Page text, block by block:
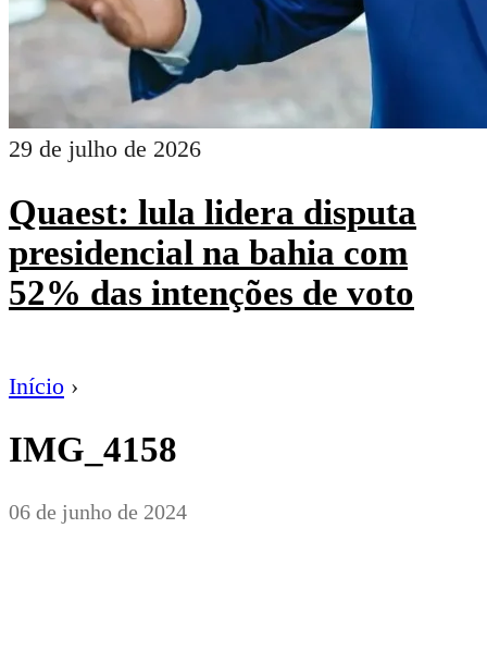
29 de julho de 2026
Quaest: lula lidera disputa
presidencial na bahia com
52% das intenções de voto
Início ›
IMG_4158
06 de junho de 2024